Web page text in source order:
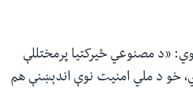
«د مصنوعي ځيرکتيا پرمختللې
خو د ملي امنيت نوې اندېښنې هم